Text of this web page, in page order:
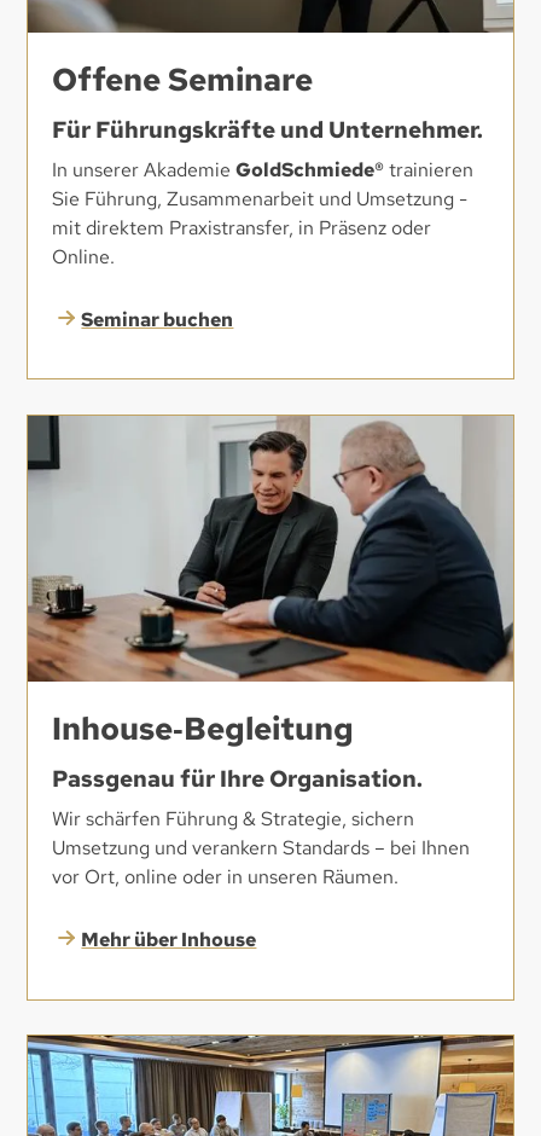
Offene Seminare
Für Führungskräfte und Unternehmer.
In unserer AkademieGoldSchmiede®trainieren
Sie Führung, Zusammenarbeit und Umsetzung -
mit direktem Praxistransfer, in Präsenz oder
Online.
Seminar buchen
Inhouse‑Begleitung
Passgenau für Ihre Organisation.
Wir schärfen Führung & Strategie, sichern
Umsetzung und verankern Standards – bei Ihnen
vor Ort, online oder in unseren Räumen.
Mehr über Inhouse